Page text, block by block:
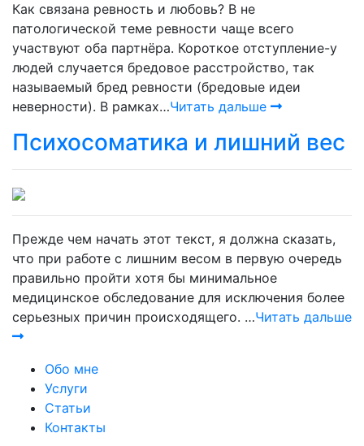
Как связана ревность и любовь? В не
патологической теме ревности чаще всего
участвуют оба партнёра. Короткое отступление-у
людей случается бредовое расстройство, так
называемый бред ревности (бредовые идеи
неверности). В рамках…Читать дальше
Психосоматика и лишний вес
Прежде чем начать этот текст, я должна сказать,
что при работе с лишним весом в первую очередь
правильно пройти хотя бы минимальное
медицинское обследование для исключения более
серьезных причин происходящего. …Читать дальше
Обо мне
Услуги
Статьи
Контакты